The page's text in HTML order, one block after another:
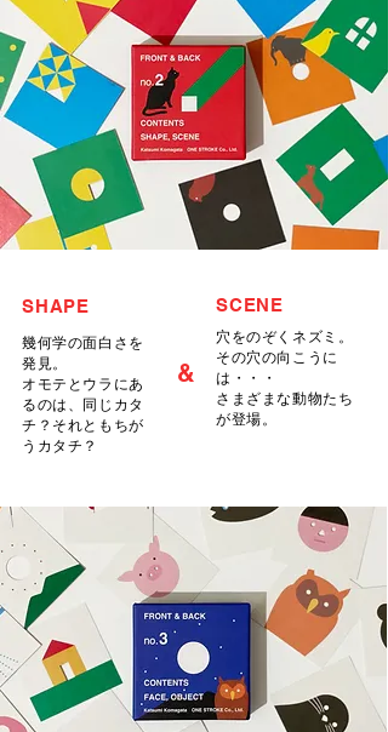
SHAPE
幾何学の面白さを
発見。
オモテとウラにあ
るのは、同じカタ
チ？それともちが
うカタチ？
&
SCENE
穴をのぞくネズミ。
その穴の向こうに
は・・・
​さまざまな動物たち
が登場。